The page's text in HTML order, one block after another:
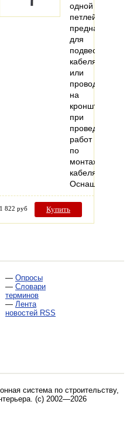
одной
петлей
предназначен
для
подвеса
кабеля
или
провода
на
кронштейны
при
проведении
работ
по
монтажу
кабеля.
Оснащен…
1 822 руб Купить
— Опросы
— Словари
терминов
— Лента
новостей RSS
система по строительству,
. (c) 2002—2026